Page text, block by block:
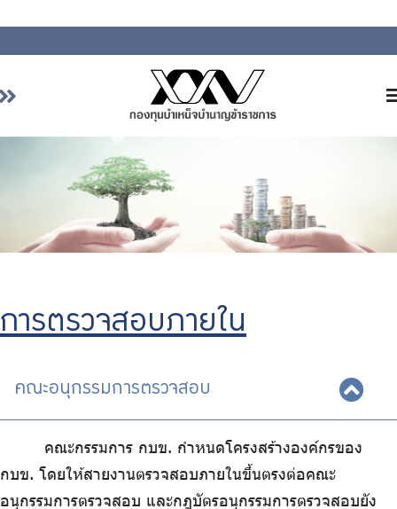
เกี่ยวกับ กบข.
รายงานผลการดำเนินงาน
ติดต่อเรา
การตรวจสอบภายใน
คณะอนุกรรมการตรวจสอบ
คณะกรรมการ กบข. กำหนดโครงสร้างองค์กรของ
กบข. โดยให้สายงานตรวจสอบภายในขึ้นตรงต่อคณะ
อนุกรรมการตรวจสอบ และกฎบัตรอนุกรรมการตรวจสอบยัง